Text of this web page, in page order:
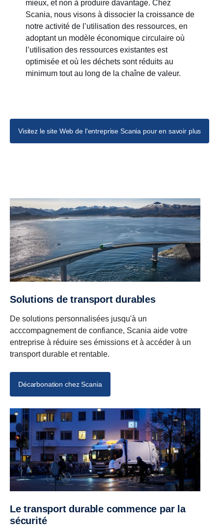
mieux, et non à produire davantage. Chez
Scania, nous visons à dissocier la croissance de
notre activité de l’utilisation des ressources, en
adoptant un modèle économique circulaire où
l’utilisation des ressources existantes est
optimisée et où les déchets sont réduits au
minimum tout au long de la chaîne de valeur.
Visitez le site Web de l'entreprise Scania pour en savoir plus
Solutions de transport durables
De solutions personnalisées jusqu'à un
acccompagnement de confiance, Scania aide votre
entreprise à réduire ses émissions et à accéder à un
transport durable et rentable.
Décarbonation chez Scania
Le transport durable commence par la
sécurité